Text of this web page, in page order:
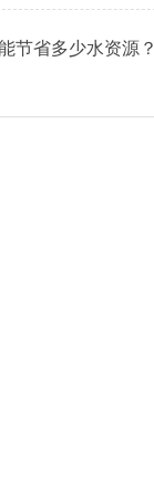
节省多少水资源？